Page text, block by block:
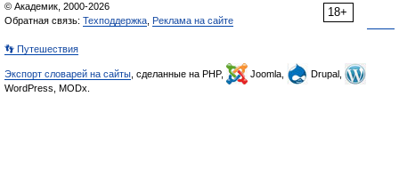
18+
© Академик, 2000-2026
Обратная связь: Техподдержка Реклама на сайте
👣 Путешествия
Экспорт словарей на сайты , сделанные на PHP, Joomla,
Drupal,
WordPress, MODx.